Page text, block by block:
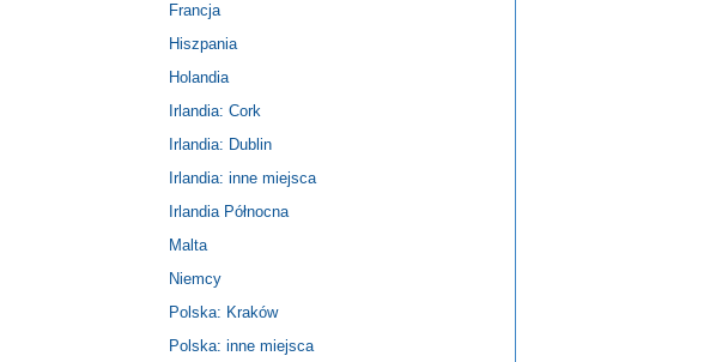
Francja
Hiszpania
Holandia
Irlandia: Cork
Irlandia: Dublin
Irlandia: inne miejsca
Irlandia Północna
Malta
Niemcy
Polska: Kraków
Polska: inne miejsca